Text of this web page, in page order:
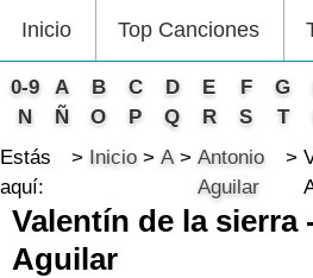
Inicio Top Canciones
0-9 A B C D E F G
N
Ñ O P Q R S T
Estás
aquí:
Inicio A
Antonio
Aguilar
Valentín de la sierra
Aguilar